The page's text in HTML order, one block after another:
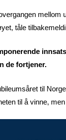
tåle
de fortjener.
til
til å vinne,